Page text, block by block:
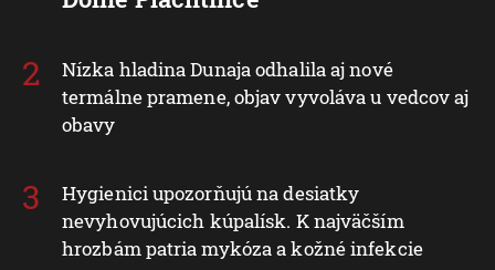
Nízka hladina Dunaja odhalila aj nové
termálne pramene, objav vyvoláva u vedcov aj
obavy
Hygienici upozorňujú na desiatky
nevyhovujúcich kúpalísk. K najväčším
hrozbám patria mykóza a kožné infekcie